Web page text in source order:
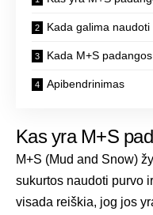
Kada galima
Kada M+S
Apibendrinimas
Kas yra M+S
M+S (Mud and Snow)
sukurtos naudoti purvo
visada reiškia, jog jos